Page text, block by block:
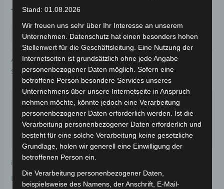
19,00€ *
IN DEN WARENKORB
Artikelnummer: 3H000-0510A-00 Kategorie:VSX
Schlagwort:Fahrwerk & Lenkung
Garantiert sicherer Checkout
inkl. 19 % MwSt.
Lieferzeit:Versandfertig innerhalb 24 Stunden*
Stand: 01.08.2026
Wir freuen uns sehr über Ihr Interesse an unserem
Unternehmen. Datenschutz hat einen besonders hohen
Stellenwert für die Geschäftsleitung. Eine Nutzung der
Internetseiten ist grundsätzlich ohne jede Angabe
personenbezogener Daten möglich. Sofern eine
betroffene Person besondere Services unseres
Unternehmens über unsere Internetseite in Anspruch
nehmen möchte, könnte jedoch eine Verarbeitung
personenbezogener Daten erforderlich werden. Ist die
Verarbeitung personenbezogener Daten erforderlich und
besteht für eine solche Verarbeitung keine gesetzliche
Grundlage, holen wir generell eine Einwilligung der
betroffenen Person ein.
Die Verarbeitung personenbezogener Daten,
beispielsweise des Namens, der Anschrift, E-Mail-